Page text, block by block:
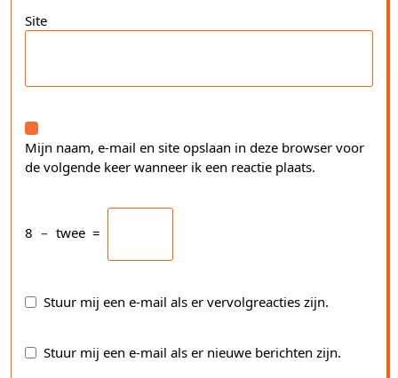
Site
Mijn naam, e-mail en site opslaan in deze browser voor
de volgende keer wanneer ik een reactie plaats.
8 − twee =
Stuur mij een e-mail als er vervolgreacties zijn.
Stuur mij een e-mail als er nieuwe berichten zijn.